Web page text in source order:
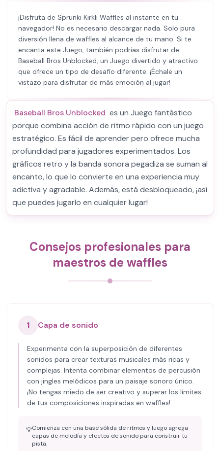
¡Disfruta de Sprunki Kirkli Waffles al instante en tu
navegador! No es necesario descargar nada. Solo pura
diversión llena de waffles al alcance de tu mano. Si te
encanta este Juego, también podrías disfrutar de
Baseball Bros Unblocked, un Juego divertido y atractivo
que ofrece un tipo de desafío diferente. ¡Échale un
vistazo para disfrutar de más emoción al jugar!
Baseball Bros Unblocked es un Juego fantástico
porque combina acción de ritmo rápido con un juego
estratégico. Es fácil de aprender pero ofrece mucha
profundidad para jugadores experimentados. Los
gráficos retro y la banda sonora pegadiza se suman al
encanto, lo que lo convierte en una experiencia muy
adictiva y agradable. Además, está desbloqueado, ¡así
que puedes jugarlo en cualquier lugar!
Consejos profesionales para
maestros de waffles
1 Capa de sonido
Experimenta con la superposición de diferentes
sonidos para crear texturas musicales más ricas y
complejas. Intenta combinar elementos de percusión
con jingles melódicos para un paisaje sonoro único.
¡No tengas miedo de ser creativo y superar los límites
de tus composiciones inspiradas en waffles!
💡Comienza con una base sólida de ritmos y luego agrega
capas de melodía y efectos de sonido para construir tu
pista.